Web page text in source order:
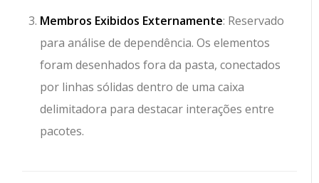
Membros Exibidos Externamente: Reservado
para análise de dependência. Os elementos
foram desenhados fora da pasta, conectados
por linhas sólidas dentro de uma caixa
delimitadora para destacar interações entre
pacotes.